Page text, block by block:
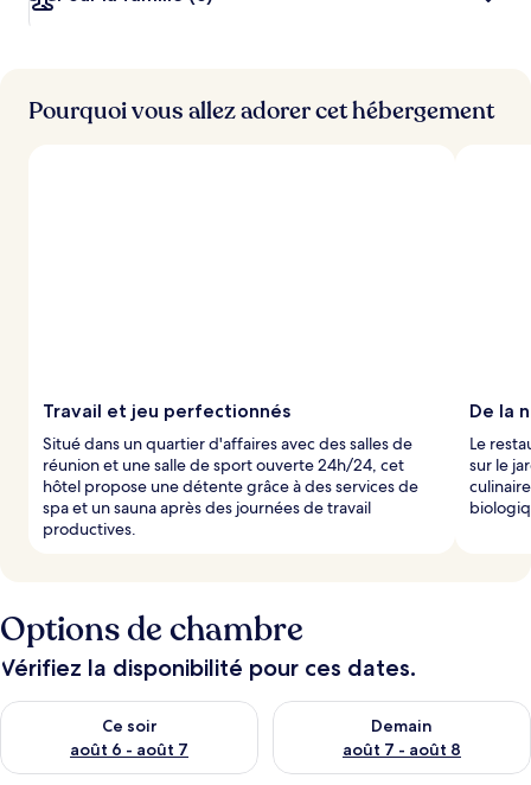
Pourquoi vous allez adorer cet hébergement
Travail et jeu perfectionnés
Situé dans un quartier d'affaires avec des salles de
réunion et une salle de sport ouverte 24h/24, cet
hôtel propose une détente grâce à des services de
spa et un sauna après des journées de travail
productives.
De la
Le
sur le
Options de chambre
Vérifiez la disponibilité pour ces dates.
Ce soir
août 6 - août 7
Vérifier la disponibilité pour ce soir août 6 - août 7
Demain
août 7 - août 8
Vérifier la disponibilité pour